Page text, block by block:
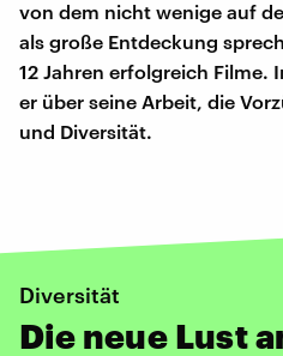
von dem nicht wenige auf
als große Entdeckung
12 Jahren erfolgreich Filme.
er über seine Arbeit, die
und Diversität.
Diversität
Die neue Lust